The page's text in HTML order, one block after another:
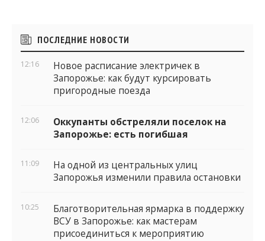
Боковые
виджеты
ПОСЛЕДНИЕ НОВОСТИ
12:16
Новое расписание электричек в
Запорожье: как будут курсировать
пригородные поезда
12:06
Оккупанты обстреляли поселок на
Запорожье: есть погибшая
11:09
На одной из центральных улиц
Запорожья изменили правила остановки
10:25
Благотворительная ярмарка в поддержку
ВСУ в Запорожье: как мастерам
присоединиться к мероприятию